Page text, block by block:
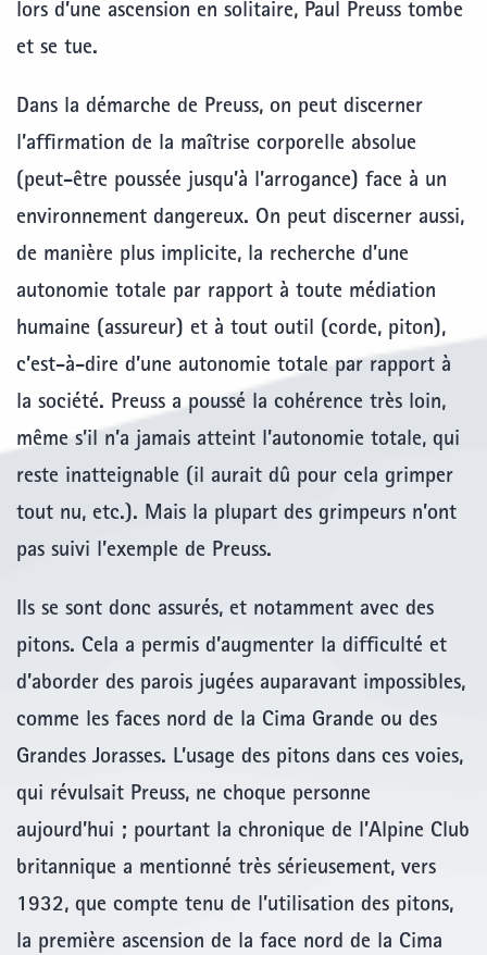
lors d’une ascension en solitaire, Paul Preuss tombe
et se tue.
Dans la démarche de Preuss, on peut discerner
l’affirmation de la maîtrise corporelle absolue
(peut-être poussée jusqu’à l’arrogance) face à un
environnement dangereux. On peut discerner aussi,
de manière plus implicite, la recherche d’une
autonomie totale par rapport à toute médiation
humaine (assureur) et à tout outil (corde, piton),
c’est-à-dire d’une autonomie totale par rapport à
la société. Preuss a poussé la cohérence très loin,
même s’il n’a jamais atteint l’autonomie totale, qui
reste inatteignable (il aurait dû pour cela grimper
tout nu, etc.). Mais la plupart des grimpeurs n’ont
pas suivi l’exemple de Preuss.
Ils se sont donc assurés, et notamment avec des
pitons. Cela a permis d’augmenter la difficulté et
d’aborder des parois jugées auparavant impossibles,
comme les faces nord de la Cima Grande ou des
Grandes Jorasses. L’usage des pitons dans ces voies,
qui révulsait Preuss, ne choque personne
aujourd’hui ; pourtant la chronique de l’Alpine Club
britannique a mentionné très sérieusement, vers
1932, que compte tenu de l’utilisation des pitons,
la première ascension de la face nord de la Cima